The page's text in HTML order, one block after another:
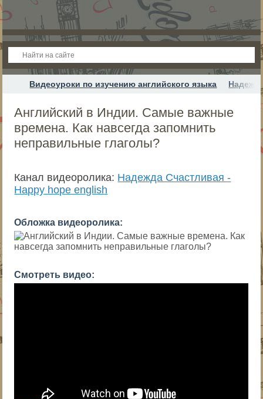
Видеоуроки по изучению английского языка
Английский в Индии. Самые важные
времена. Как навсегда запомнить
неправильные глаголы?
Канал видеоролика: Надежда Cчастливая -
Happy hope english
Обложка видеоролика:
Смотреть видео: